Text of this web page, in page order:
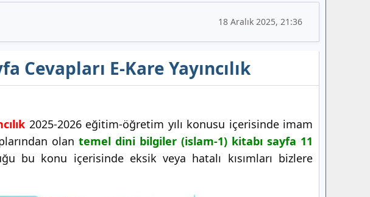
18 Aralık 2025, 21:36
Cevapları E-Kare Yayıncılık
2025-2026 eğitim-öğretim yılı konusu içerisinde imam
olan temel dini bilgiler (islam-1) kitabı sayfa 11
bu konu içerisinde eksik veya hatalı kısımları bizlere